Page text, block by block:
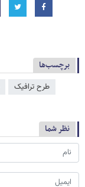
برچسب‌ها
طرح ترافیک
نظر شما